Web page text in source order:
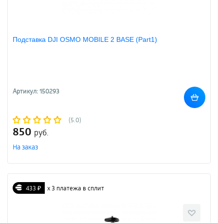
Подставка DJI OSMO MOBILE 2 BASE (Part1)
Артикул: 150293
(5.0)
850 руб.
На заказ
433 ₽ х 3 платежа в сплит